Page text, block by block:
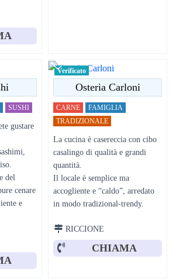
SUSHI
gustare
del
cenare
e
Verificato
Osteria Carloni
CARNE
FAMIGLIA
TRADIZIONALE
La cucina è casereccia con cibo
casalingo di qualità e grandi
quantità.
Il locale è semplice ma
accogliente e “caldo”, arredato
in modo tradizional-trendy.
RICCIONE
CHIAMA